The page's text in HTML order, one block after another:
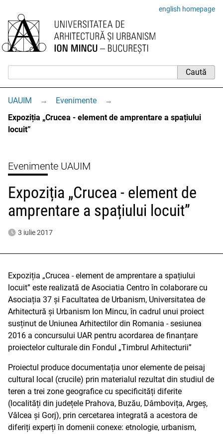
english homepage
UAUIM → Evenimente
→
Expoziția „Crucea - element de amprentare a spațiului
locuit”
Evenimente UAUIM
Expoziția „Crucea - element de
amprentare a spațiului locuit”
3 iulie 2017
Expoziția „Crucea - element de amprentare a spațiului
locuit” este realizată de Asociatia Centro în colaborare cu
Asociația 37 și Facultatea de Urbanism, Universitatea de
Arhitectură și Urbanism Ion Mincu, în cadrul unui proiect
susținut de Uniunea Arhitectilor din Romania - sesiunea
2016 a concursului UAR pentru acordarea de finanțare
proiectelor culturale din Fondul „Timbrul Arhitecturii”
Proiectul produce documentația unor elemente de peisaj
cultural local (crucile) prin materialul rezultat din studiul de
teren a trei zone geografice cu specificități diferite
(localități din județele Prahova, Buzău, Dâmbovița, Argeș,
Vâlcea și Gorj), prin cercetarea integrată a acestora de
diferiți experți în domenii conexe: etnologie, urbanism,